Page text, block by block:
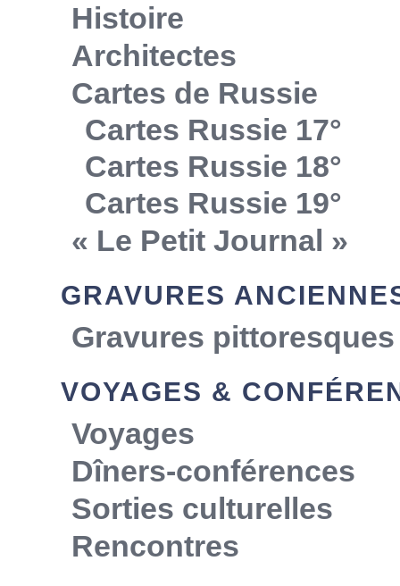
Histoire
Architectes
Cartes de Russie
Cartes Russie 17°
Cartes Russie 18°
Cartes Russie 19°
« Le Petit Journal »
GRAVURES
Gravures pittoresques
VOYAGES &
Voyages
Dîners-conférences
Sorties culturelles
Rencontres